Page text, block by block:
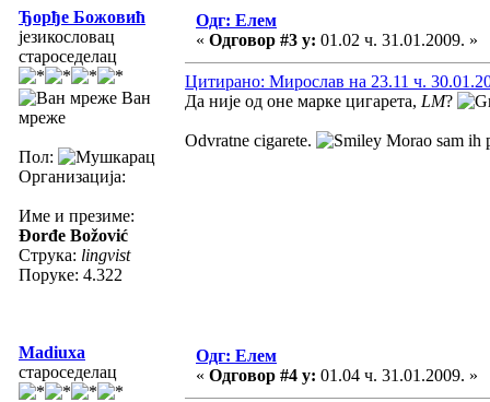
Ђорђе Божовић
језикословац
староседелац
Ван
мреже
Пол:
Организација:
Име и презиме:
Đorđe Božović
Струка: lingvist
Поруке: 4.322
Одг: Елем
« Одговор #3 у: 01.02 ч. 31.01.2009. »
Цитирано: Мирослав на 23.11 ч.
Да није од оне марке цигарета, LM?
Odvratne cigarete. Morao sam ih
Madiuxa
староседелац
Одг: Елем
« Одговор #4 у: 01.04 ч. 31.01.2009. »